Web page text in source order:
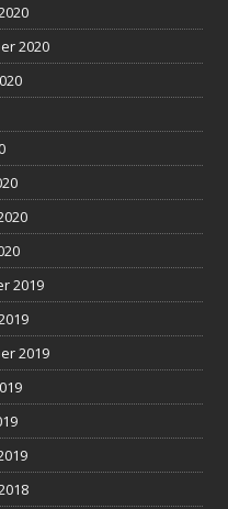
2020
2019
2019